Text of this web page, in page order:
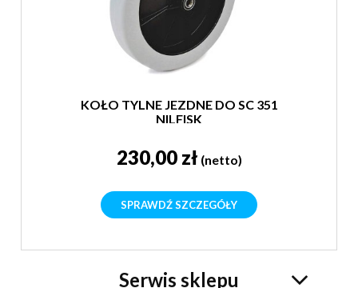
KOŁO TYLNE JEZDNE DO SC 351
NILFISK
230,00 zł (netto)
SPRAWDŹ SZCZEGÓŁY
Serwis sklepu